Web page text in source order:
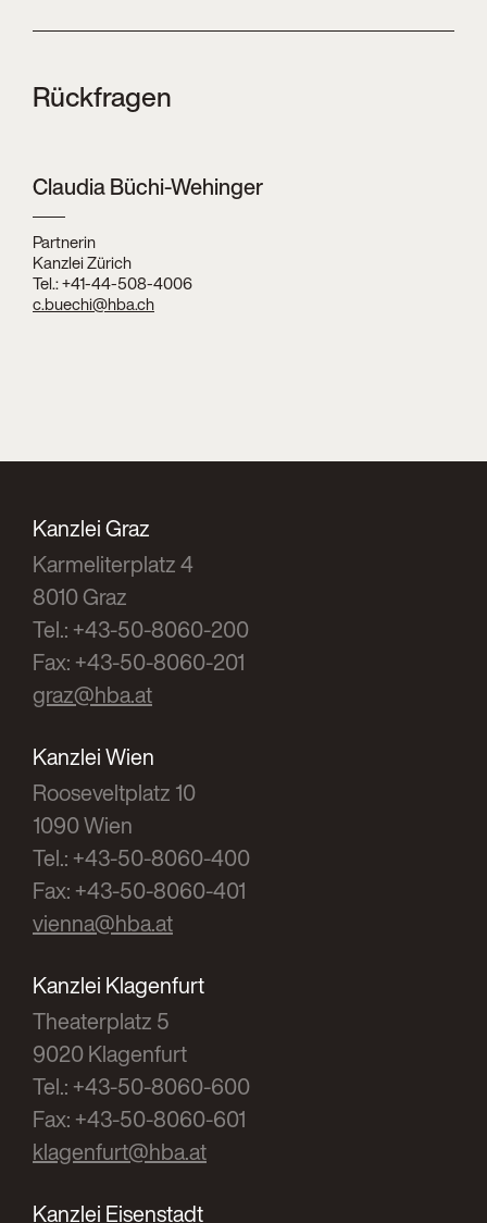
Rückfragen
Claudia Büchi-Wehinger
Partnerin
Kanzlei Zürich
Tel.:+41-44-508-4006
c.buechi@hba.ch
Kanzlei Graz
Karmeliterplatz 4
8010 Graz
Tel.: +43-50-8060-200
Fax: +43-50-8060-201
graz@hba.at
Kanzlei Wien
Rooseveltplatz 10
1090 Wien
Tel.: +43-50-8060-400
Fax: +43-50-8060-401
vienna@hba.at
Kanzlei Klagenfurt
Theaterplatz 5
9020 Klagenfurt
Tel.: +43-50-8060-600
Fax: +43-50-8060-601
klagenfurt@hba.at
Kanzlei Eisenstadt